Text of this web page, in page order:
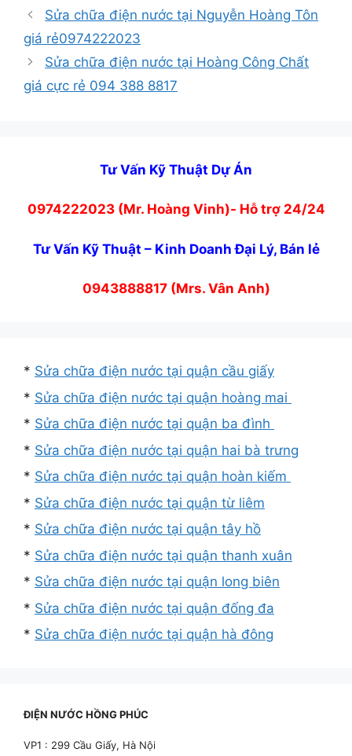
Sửa chữa điện nước tại Nguyễn Hoàng Tôn
giá rẻ0974222023
Sửa chữa điện nước tại Hoàng Công Chất
giá cực rẻ 094 388 8817
Tư Vấn Kỹ Thuật Dự Án
0974222023 (Mr. Hoàng Vinh)- Hỗ trợ 24/24
Tư Vấn Kỹ Thuật – Kinh Doanh Đại Lý, Bán lẻ
0943888817 (Mrs. Vân Anh)
* Sửa chữa điện nước tại quận cầu giấy
* Sửa chữa điện nước tại quận hoàng mai
* Sửa chữa điện nước tại quận ba đình
* Sửa chữa điện nước tại quận hai bà trưng
* Sửa chữa điện nước tại quận hoàn kiếm
* Sửa chữa điện nước tại quận từ liêm
* Sửa chữa điện nước tại quận tây hồ
* Sửa chữa điện nước tại quận thanh xuân
* Sửa chữa điện nước tại quận long biên
* Sửa chữa điện nước tại quận đống đa
* Sửa chữa điện nước tại quận hà đông
ĐIỆN NƯỚC HỒNG PHÚC
VP1 : 299 Cầu Giấy, Hà Nội